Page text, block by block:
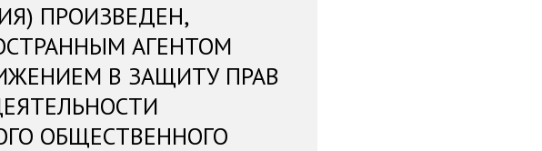
ПРОИЗВЕДЕН,
АГЕНТОМ
В ЗАЩИТУ ПРАВ
ОБЩЕСТВЕННОГО